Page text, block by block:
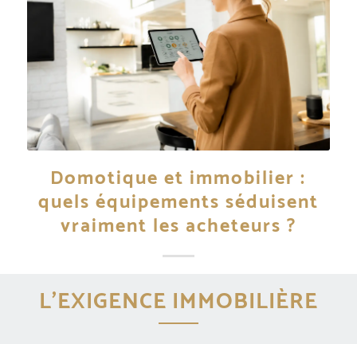
Domotique et immobilier :
quels équipements séduisent
vraiment les acheteurs ?
L’EXIGENCE IMMOBILIÈRE